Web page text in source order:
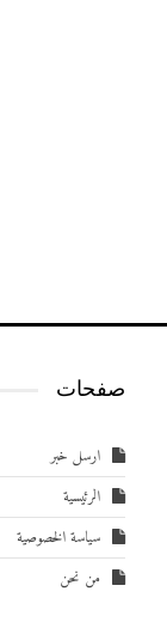
صفحات
ارسل خبر
الرئيسية
سياسة الخصوصية
من نحن